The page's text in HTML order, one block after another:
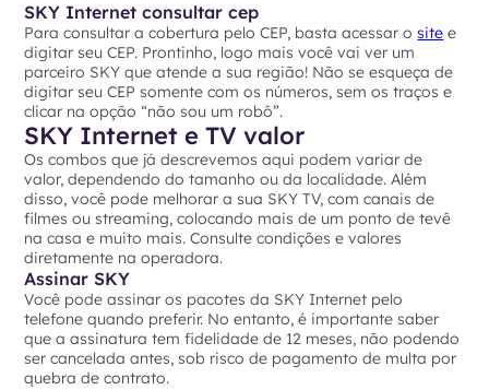
SKY Internet consultar cep
Para consultar a cobertura pelo CEP, basta acessar osite e
digitar seu CEP. Prontinho, logo mais você vai ver um
parceiro SKY que atende a sua região! Não se esqueça de
digitar seu CEP somente com os números, sem os traços e
clicar na opção “não sou um robô”.
SKY Internet e TV valor
Os combos que já descrevemos aqui podem variar de
valor, dependendo do tamanho ou da localidade. Além
disso, você pode melhorar a sua SKY TV, com canais de
filmes ou streaming, colocando mais de um ponto de tevê
na casa e muito mais. Consulte condições e valores
diretamente na operadora.
Assinar SKY
Você pode assinar os pacotes da SKY Internet pelo
telefone quando preferir. No entanto, é importante saber
que a assinatura tem fidelidade de 12 meses, não podendo
ser cancelada antes, sob risco de pagamento de multa por
quebra de contrato.